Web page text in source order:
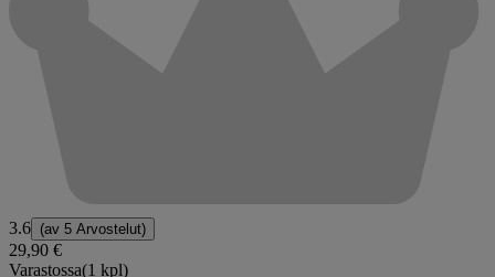
3.6 (av 5 Arvostelut)
29,90 €
Varastossa(1 kpl)